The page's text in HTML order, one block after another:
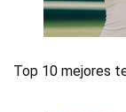
Top 10 mejores